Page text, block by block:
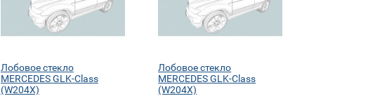
Лобовое стекло
MERCEDES GLK-Class
(W204X)
Лобовое стекло
MERCEDES GLK-Class
(W204X)